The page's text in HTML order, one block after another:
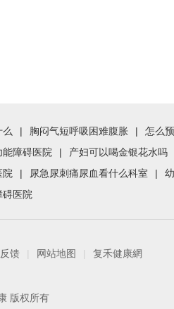
么 | 胸闷气短呼吸困难腹胀 | 怎么
能障碍医院 | 产妇可以喝金银花水吗
院 | 尿急尿刺痛尿血看什么科室 |
碍医院
馈 网站地图 复禾健康網
版权所有